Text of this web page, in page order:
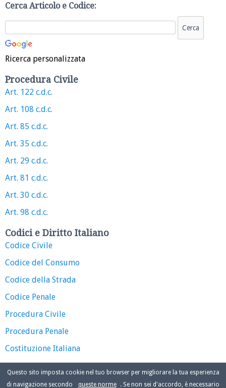
Cerca Articolo e Codice:
Ricerca personalizzata
Procedura Civile
Art. 122 c.d.c.
Art. 108 c.d.c.
Art. 85 c.d.c.
Art. 35 c.d.c.
Art. 29 c.d.c.
Art. 81 c.d.c.
Art. 30 c.d.c.
Art. 98 c.d.c.
Codici e Diritto Italiano
Codice Civile
Codice del Consumo
Codice della Strada
Codice Penale
Procedura Civile
Procedura Penale
Costituzione Italiana
Questo sito imposta cookie nel tuo browser per migliorare la tua esperienza
di navigazione secondo
queste norme . Se non sei d'accordo, è necessario